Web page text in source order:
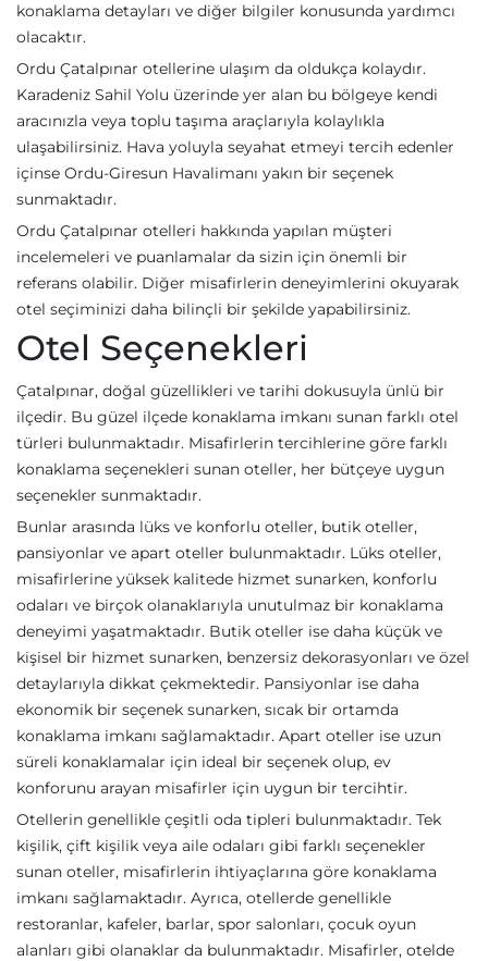
konaklama detayları ve diğer bilgiler konusunda yardımcı
olacaktır.
Ordu Çatalpınar otellerine ulaşım da oldukça kolaydır.
Karadeniz Sahil Yolu üzerinde yer alan bu bölgeye kendi
aracınızla veya toplu taşıma araçlarıyla kolaylıkla
ulaşabilirsiniz. Hava yoluyla seyahat etmeyi tercih edenler
içinse Ordu-Giresun Havalimanı yakın bir seçenek
sunmaktadır.
Ordu Çatalpınar otelleri hakkında yapılan müşteri
incelemeleri ve puanlamalar da sizin için önemli bir
referans olabilir. Diğer misafirlerin deneyimlerini okuyarak
otel seçiminizi daha bilinçli bir şekilde yapabilirsiniz.
Otel Seçenekleri
Çatalpınar, doğal güzellikleri ve tarihi dokusuyla ünlü bir
ilçedir. Bu güzel ilçede konaklama imkanı sunan farklı otel
türleri bulunmaktadır. Misafirlerin tercihlerine göre farklı
konaklama seçenekleri sunan oteller, her bütçeye uygun
seçenekler sunmaktadır.
Bunlar arasında lüks ve konforlu oteller, butik oteller,
pansiyonlar ve apart oteller bulunmaktadır. Lüks oteller,
misafirlerine yüksek kalitede hizmet sunarken, konforlu
odaları ve birçok olanaklarıyla unutulmaz bir konaklama
deneyimi yaşatmaktadır. Butik oteller ise daha küçük ve
kişisel bir hizmet sunarken, benzersiz dekorasyonları ve özel
detaylarıyla dikkat çekmektedir. Pansiyonlar ise daha
ekonomik bir seçenek sunarken, sıcak bir ortamda
konaklama imkanı sağlamaktadır. Apart oteller ise uzun
süreli konaklamalar için ideal bir seçenek olup, ev
konforunu arayan misafirler için uygun bir tercihtir.
Otellerin genellikle çeşitli oda tipleri bulunmaktadır. Tek
kişilik, çift kişilik veya aile odaları gibi farklı seçenekler
sunan oteller, misafirlerin ihtiyaçlarına göre konaklama
imkanı sağlamaktadır. Ayrıca, otellerde genellikle
restoranlar, kafeler, barlar, spor salonları, çocuk oyun
alanları gibi olanaklar da bulunmaktadır. Misafirler, otelde